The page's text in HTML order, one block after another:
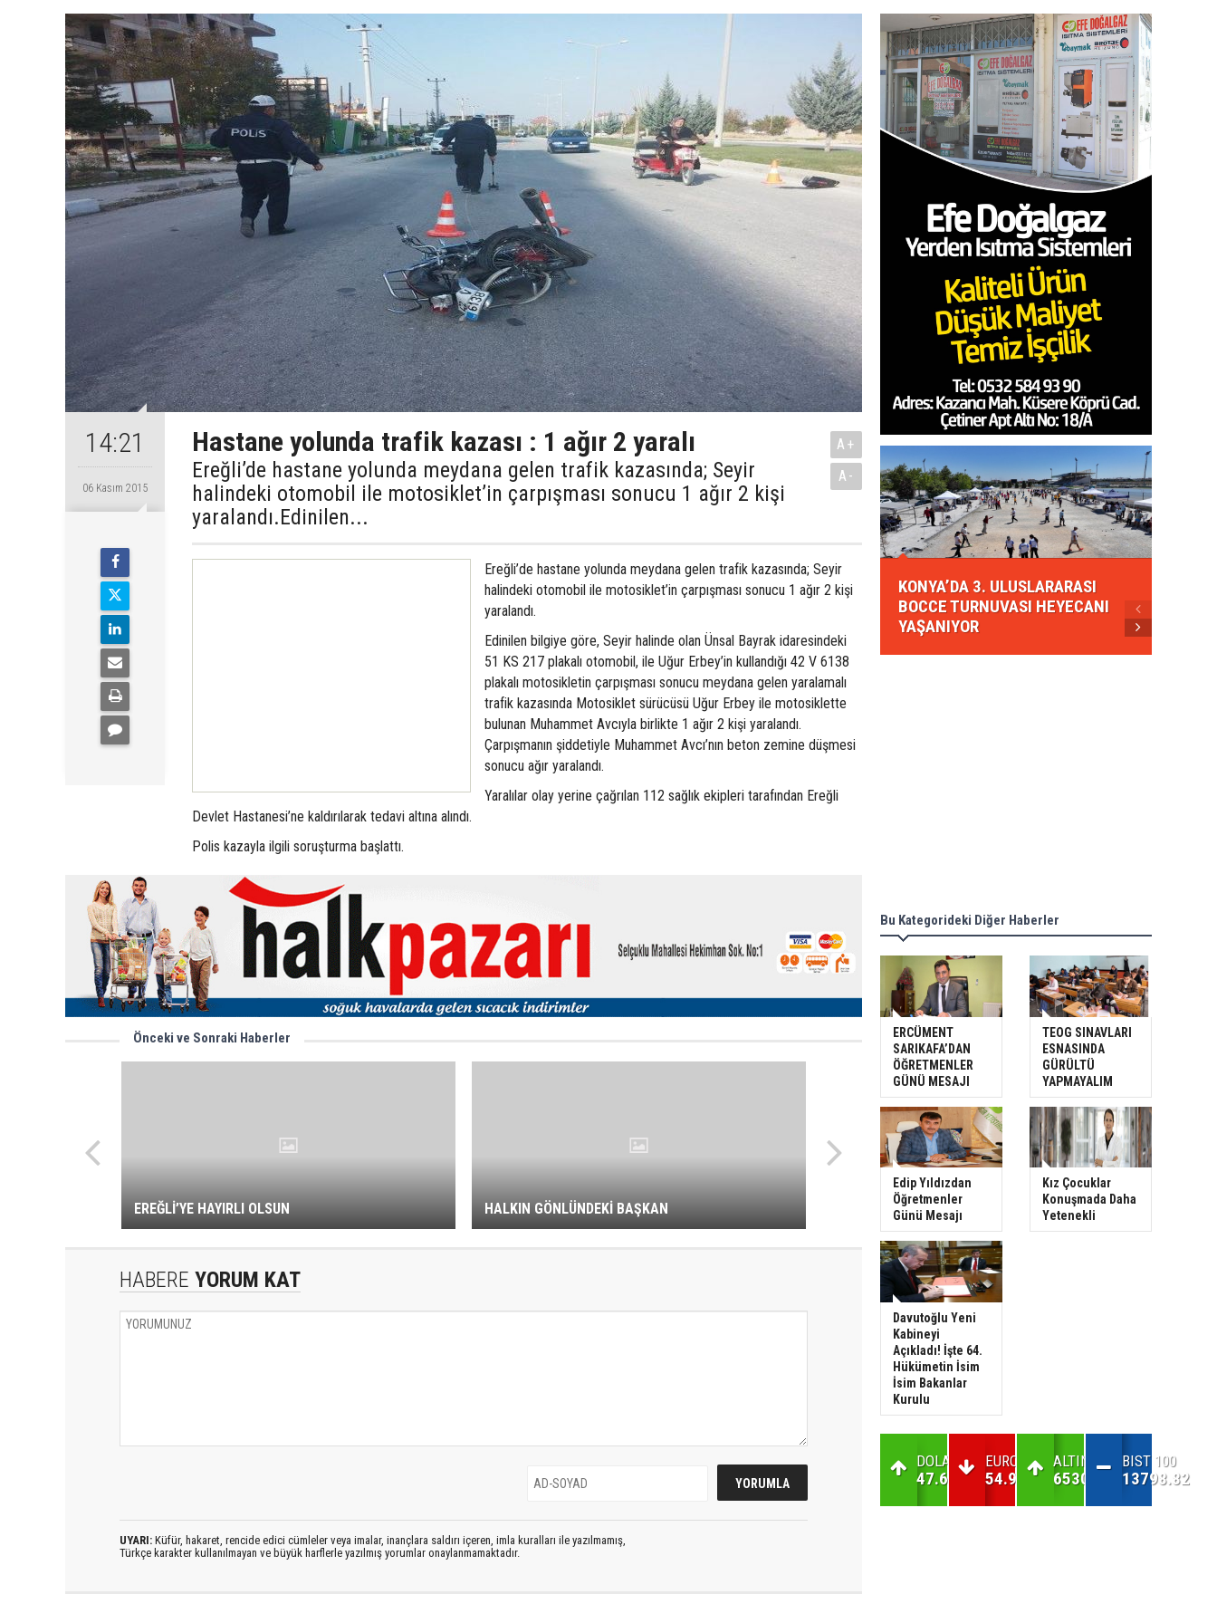
14:21
06 Kasım 2015
Hastane yolunda trafik kazası : 1 ağır 2 yaralı
Ereğli’de hastane yolunda meydana gelen trafik kazasında; Seyir
halindeki otomobil ile motosiklet’in çarpışması sonucu 1 ağır 2 kişi
yaralandı.Edinilen...
A+
A-
Ereğli’de hastane yolunda meydana gelen trafik kazasında; Seyir
halindeki otomobil ile motosiklet’in çarpışması sonucu 1 ağır 2 kişi
yaralandı.
Edinilen bilgiye göre, Seyir halinde olan Ünsal Bayrak idaresindeki
51 KS 217 plakalı otomobil, ile Uğur Erbey’in kullandığı 42 V 6138
plakalı motosikletin çarpışması sonucu meydana gelen yaralamalı
trafik kazasında Motosiklet sürücüsü Uğur Erbey ile motosiklette
bulunan Muhammet Avcıyla birlikte 1 ağır 2 kişi yaralandı.
Çarpışmanın şiddetiyle Muhammet Avcı’nın beton zemine düşmesi
sonucu ağır yaralandı.
Yaralılar olay yerine çağrılan 112 sağlık ekipleri tarafından Ereğli
Devlet Hastanesi’ne kaldırılarak tedavi altına alındı.
Polis kazayla ilgili soruşturma başlattı.
Önceki ve Sonraki Haberler
EREĞLİ’YE HAYIRLI OLSUN HALKIN GÖNLÜNDEKİ BAŞKAN
HABERE YORUM KAT
UYARI: Küfür, hakaret, rencide edici cümleler veya imalar, inançlara saldırı içeren, imla kuralları ile yazılmamış,
Türkçe karakter kullanılmayan ve büyük harflerle yazılmış yorumlar onaylanmamaktadır.
KONYA’DA 3. ULUSLARARASI
BOCCE TURNUVASI HEYECANI
YAŞANIYOR
Bu Kategorideki Diğer Haberler
ERCÜMENT
SARIKAFA’DAN
ÖĞRETMENLER
GÜNÜ MESAJI
TEOG SINAVLARI
ESNASINDA
GÜRÜLTÜ
YAPMAYALIM
Edip Yıldızdan
Öğretmenler
Günü Mesajı
Kız Çocuklar
Konuşmada Daha
Yetenekli
Davutoğlu Yeni
Kabineyi
Açıkladı! İşte 64.
Hükümetin İsim
İsim Bakanlar
Kurulu
DOLAR
47.69
EURO
54.97
ALTIN
6530.46
BIST 100
13798.82